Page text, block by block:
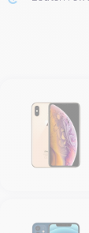
Boutons
Bouton
Bluetooth
Réseau